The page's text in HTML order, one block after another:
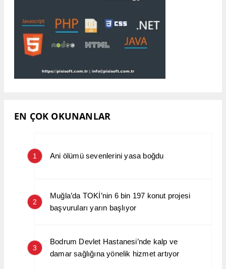
EN ÇOK OKUNANLAR
1 Ani ölümü sevenlerini yasa boğdu
2
Muğla’da TOKİ’nin 6 bin 197 konut projesi
başvuruları yarın başlıyor
3
Bodrum Devlet Hastanesi’nde kalp ve
damar sağlığına yönelik hizmet artıyor